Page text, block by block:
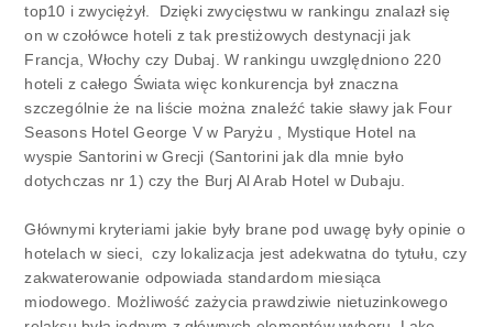
top10 i zwyciężył. Dzięki zwycięstwu w rankingu znalazł się
on w czołówce hoteli z tak prestiżowych destynacji jak
Francja, Włochy czy Dubaj. W rankingu uwzględniono 220
hoteli z całego Świata więc konkurencja był znaczna
szczególnie że na liście można znaleźć takie sławy jak Four
Seasons Hotel George V w Paryżu , Mystique Hotel na
wyspie Santorini w Grecji (Santorini jak dla mnie było
dotychczas nr 1) czy the Burj Al Arab Hotel w Dubaju.
Głównymi kryteriami jakie były brane pod uwagę były opinie o
hotelach w sieci, czy lokalizacja jest adekwatna do tytułu, czy
zakwaterowanie odpowiada standardom miesiąca
miodowego. Możliwość zażycia prawdziwie nietuzinkowego